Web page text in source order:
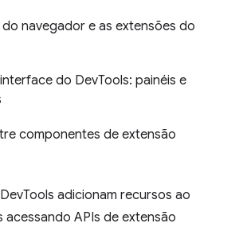
navegador e as extensões do
do DevTools: painéis e
componentes de extensão
adicionam recursos ao
acessando APIs de extensão